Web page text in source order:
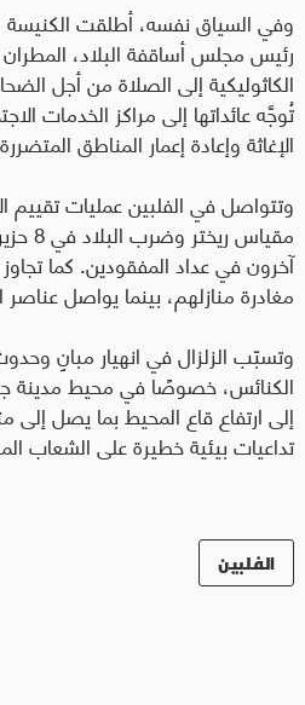
وفي السياق نفسه، أطلقت الكنيسة
رئيس مجلس أساقفة البلاد، المطران
تُوجَّه عائداتها إلى مراكز الخدمات
الإغاثة وإعادة إعمار المناطق
مغادرة منازلهم، بينما يواصل
وتسبّب الزلزال في انهيار مبانٍ
الكنائس، خصوصًا في محيط مدينة
إلى ارتفاع قاع المحيط بما يصل
تداعيات بيئية خطيرة على الشعاب
الفلبين